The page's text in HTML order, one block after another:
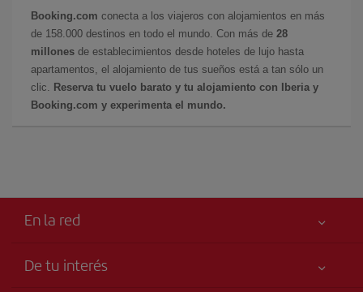
Booking.com conecta a los viajeros con alojamientos en más
de 158.000 destinos en todo el mundo. Con más de 28
millones de establecimientos desde hoteles de lujo hasta
apartamentos, el alojamiento de tus sueños está a tan sólo un
clic.
Reserva tu vuelo barato y tu alojamiento con Iberia y
Booking.com y experimenta el mundo.
En la red
De tu interés